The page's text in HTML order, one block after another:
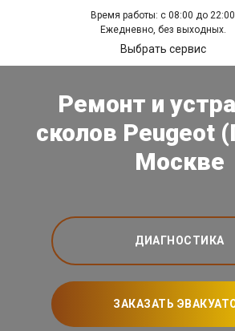
Время работы: с 08:00 до 22:00
Ежедневно, без выходных.
Выбрать сервис
Ремонт и
сколов Peugeot
Москве
ДИАГНОСТИКА
ЗАКАЗАТЬ